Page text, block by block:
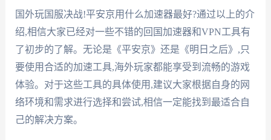
国外玩国服决战!平安京用什么加速器最好?通过以上的介
绍,相信大家已经对一些不错的回国加速器和VPN工具有
了初步的了解。无论是《平安京》还是《明日之后》,只
要使用合适的加速工具,海外玩家都能享受到流畅的游戏
体验。对于这些工具的具体使用,建议大家根据自身的网
络环境和需求进行选择和尝试,相信一定能找到最适合自
己的解决方案。